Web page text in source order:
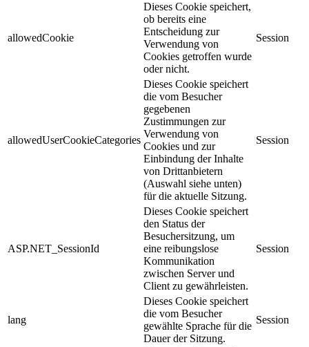
allowedCookie
Dieses Cookie speichert,
ob bereits eine
Entscheidung zur
Verwendung von
Cookies getroffen wurde
oder nicht.
Session
allowedUserCookieCategories
Dieses Cookie speichert
die vom Besucher
gegebenen
Zustimmungen zur
Verwendung von
Cookies und zur
Einbindung der Inhalte
von Drittanbietern
(Auswahl siehe unten)
für die aktuelle Sitzung.
Session
ASP.NET_SessionId
Dieses Cookie speichert
den Status der
Besuchersitzung, um
eine reibungslose
Kommunikation
zwischen Server und
Client zu gewährleisten.
Session
lang
Dieses Cookie speichert
die vom Besucher
gewählte Sprache für die
Dauer der Sitzung.
Session